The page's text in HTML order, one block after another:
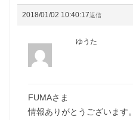
2018/01/02 10:40:17返信
ゆうた
FUMAさま
情報ありがとうございます。